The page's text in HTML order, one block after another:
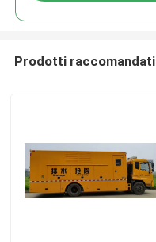
Prodotti raccomandati